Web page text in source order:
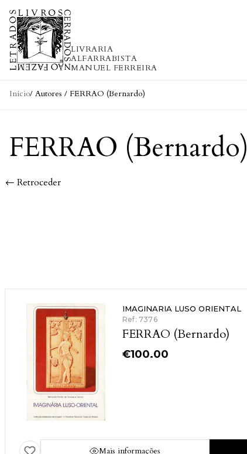
Skip to content
LIVRARIA
ALFARRABISTA
MANUEL FERREIRA
Início/ Autores / FERRAO (Bernardo)
FERRAO (Bernardo)
← Retroceder
IMAGINARIA LUSO ORIENTAL
Ref: 7376
FERRAO (Bernardo)
€100.00
Mais informações